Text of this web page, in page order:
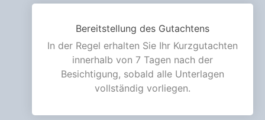
Bereitstellung des Gutachtens
In der Regel erhalten Sie Ihr Kurzgutachten
innerhalb von 7 Tagen nach der
Besichtigung, sobald alle Unterlagen
vollständig vorliegen.